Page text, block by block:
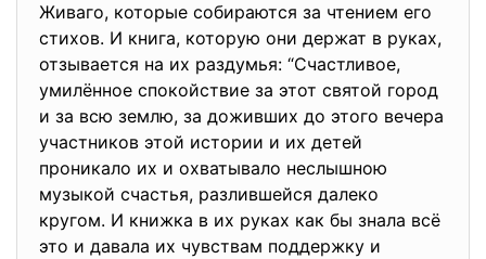
Живаго, которые собираются за чтением его
стихов. И книга, которую они держат в руках,
отзывается на их раздумья: “Счастливое,
умилённое спокойствие за этот святой город
и за всю землю, за доживших до этого вечера
участников этой истории и их детей
проникало их и охватывало неслышною
музыкой счастья, разлившейся далеко
кругом. И книжка в их руках как бы знала всё
это и давала их чувствам поддержку и